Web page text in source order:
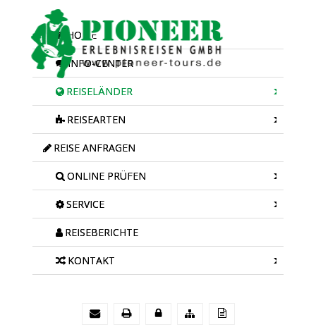
HOME
INFO-CENTER
REISELÄNDER
REISEARTEN
REISE ANFRAGEN
ONLINE PRÜFEN
SERVICE
REISEBERICHTE
KONTAKT